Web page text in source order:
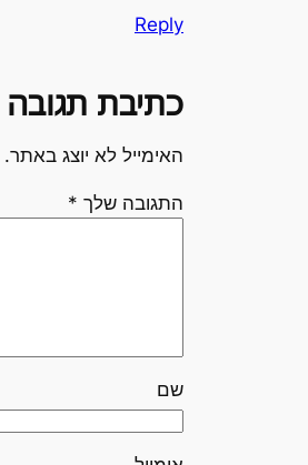
Reply
כתיבת תגובה
האימייל לא יוצג באתר.
התגובה שלך *
שם